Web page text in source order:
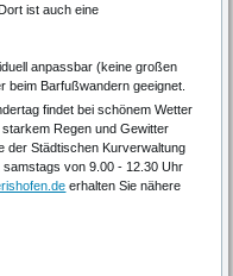
ist auch eine
anpassbar (keine großen
beim Barfußwandern geeignet.
findet bei schönem Wetter
Regen und Gewitter
der Städtischen Kurverwaltung
samstags von 9.00 - 12.30 Uhr
erhalten Sie nähere